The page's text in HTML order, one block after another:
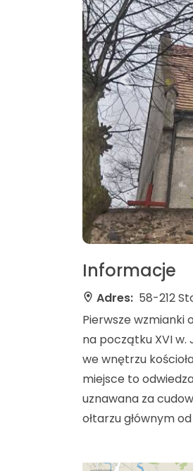
Informacje
Adres: 58-212
Pierwsze wzmianki
na początku XVI
we wnętrzu
miejsce to
uznawana za
ołtarzu głównym